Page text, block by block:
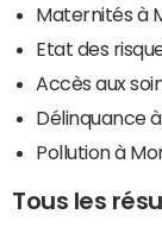
Maternités à
Etat des
Accès aux
Délinquance
Pollution à
Tous les